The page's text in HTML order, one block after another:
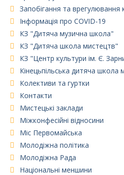
Запобігання та врегулювання
Інформація про COVID-19
КЗ "Дитяча музична школа"
КЗ "Дитяча школа мистецтв"
КЗ "Центр культури ім. Є.
Кінецьпільська дитяча школа
Колективи та гуртки
Контакти
Мистецькі заклади
Міжконфесійні відносини
Міс Первомайська
Молодіжна політика
Молодіжна Рада
Національні меншини